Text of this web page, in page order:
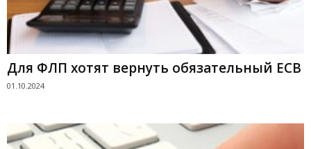
Для ФЛП хотят вернуть обязательный ЕСВ
01.10.2024